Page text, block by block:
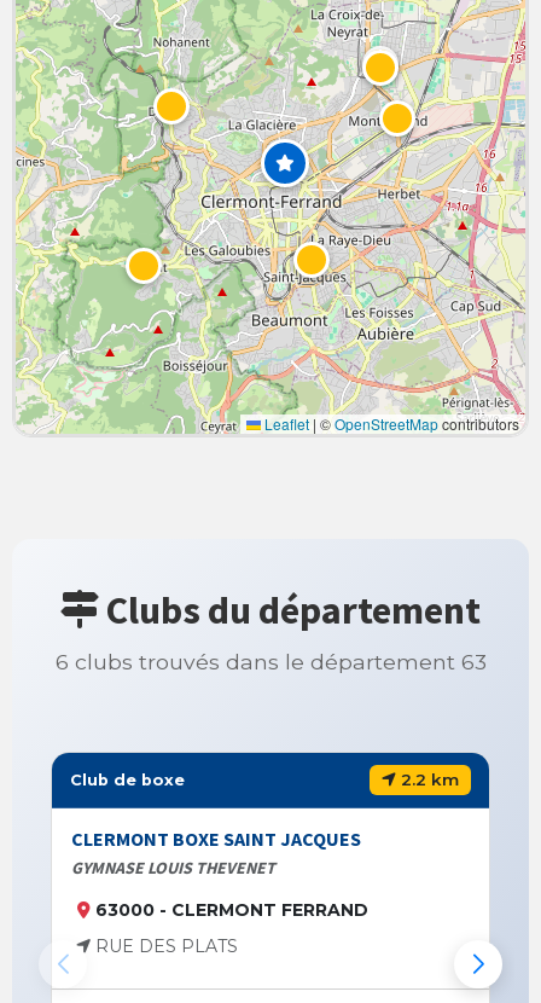
Leaflet | ©OpenStreetMapcontributors
Clubs du département
6 clubs trouvés dans le département 63
Club de boxe 2.2 km
CLERMONT BOXE SAINT JACQUES
GYMNASE LOUIS THEVENET
63000 - CLERMONT FERRAND
RUE DES PLATS